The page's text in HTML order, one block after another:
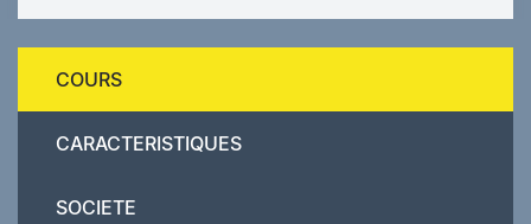
COURS
CARACTERISTIQUES
SOCIETE